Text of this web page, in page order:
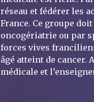
réseau et fédérer les
France. Ce groupe
oncogériatrie ou par
forces vives
âgé atteint de cancer.
médicale et